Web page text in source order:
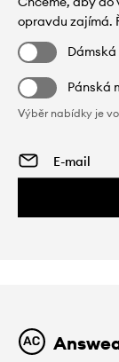
opravdu zajímá.
Pánská
Výběr nabídky je